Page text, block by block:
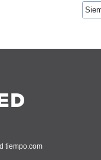
tiempo.com